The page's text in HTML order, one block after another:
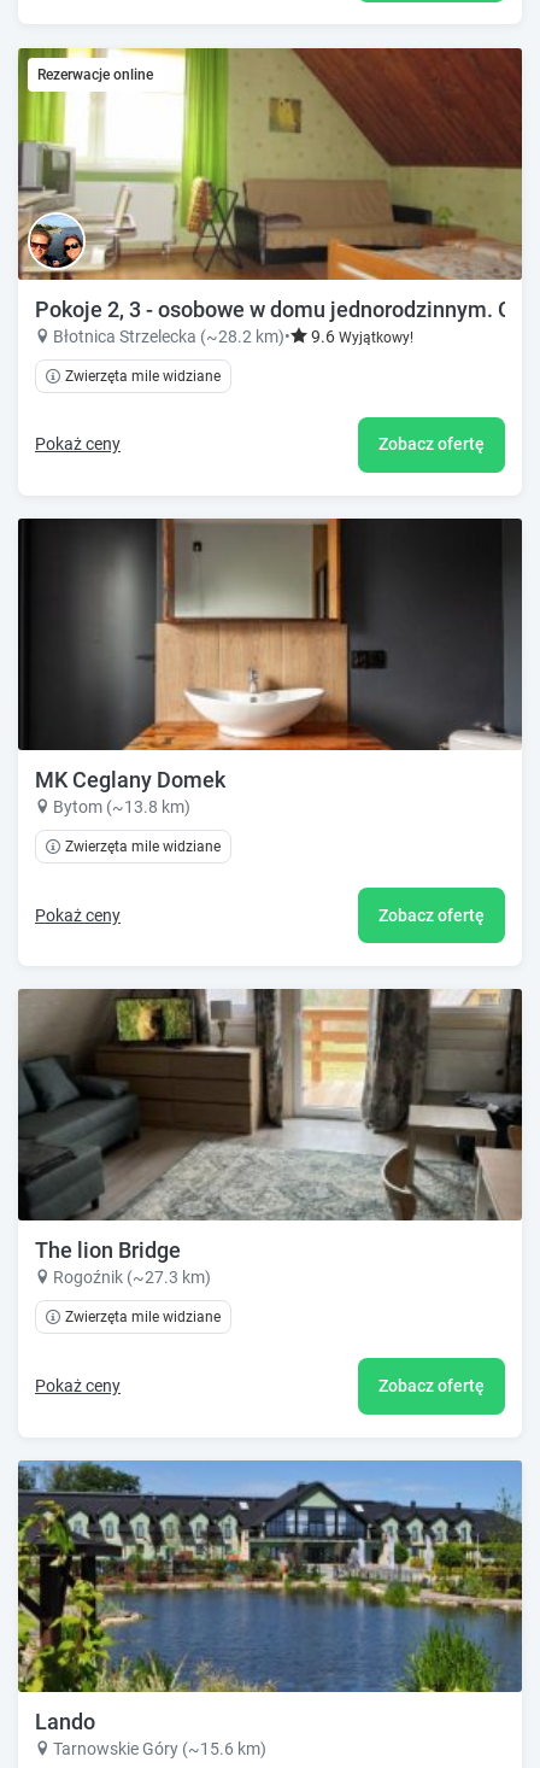
Rezerwacje online
Pokoje 2, 3 - osobowe w domu jednorodzinnym.
Błotnica Strzelecka (~28.2 km)• 9.6 Wyjątkowy!
Zwierzęta mile widziane
Pokaż ceny Zobacz ofertę
MK Ceglany Domek
Bytom (~13.8 km)
Zwierzęta mile widziane
Pokaż ceny Zobacz ofertę
The lion Bridge
Rogoźnik (~27.3 km)
Zwierzęta mile widziane
Pokaż ceny Zobacz ofertę
Lando
Tarnowskie Góry (~15.6 km)